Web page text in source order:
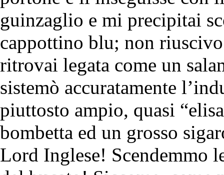
guinzaglio e mi precipitai
cappottino blu; non
ritrovai legata come un
sistemò accuratamente
piuttosto ampio, quasi
bombetta ed un grosso
Lord Inglese! Scendemmo